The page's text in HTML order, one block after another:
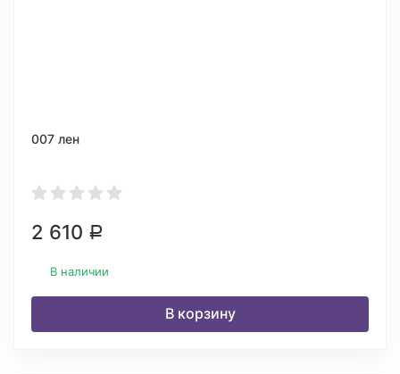
007 лен
2 610 Р
В наличии
В корзину